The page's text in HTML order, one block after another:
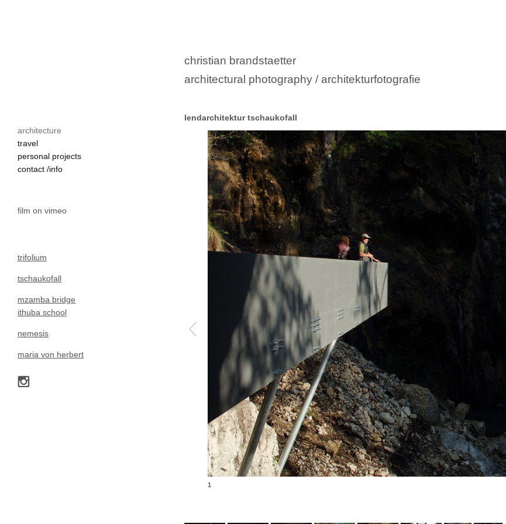
christian brandstaetter
architectural photography / architekturfotografie
architecture
travel
personal projects
contact /info
film on vimeo
trifolium
tschaukofall
mzamba bridge
ithuba school
nemesis
maria von herbert
lendarchitektur tschaukofall
tscheppaschlucht
aussichtsplattform
aussichtssteg
kärnten
wanderziel
tschaukofall
gemeinde ferlach
1